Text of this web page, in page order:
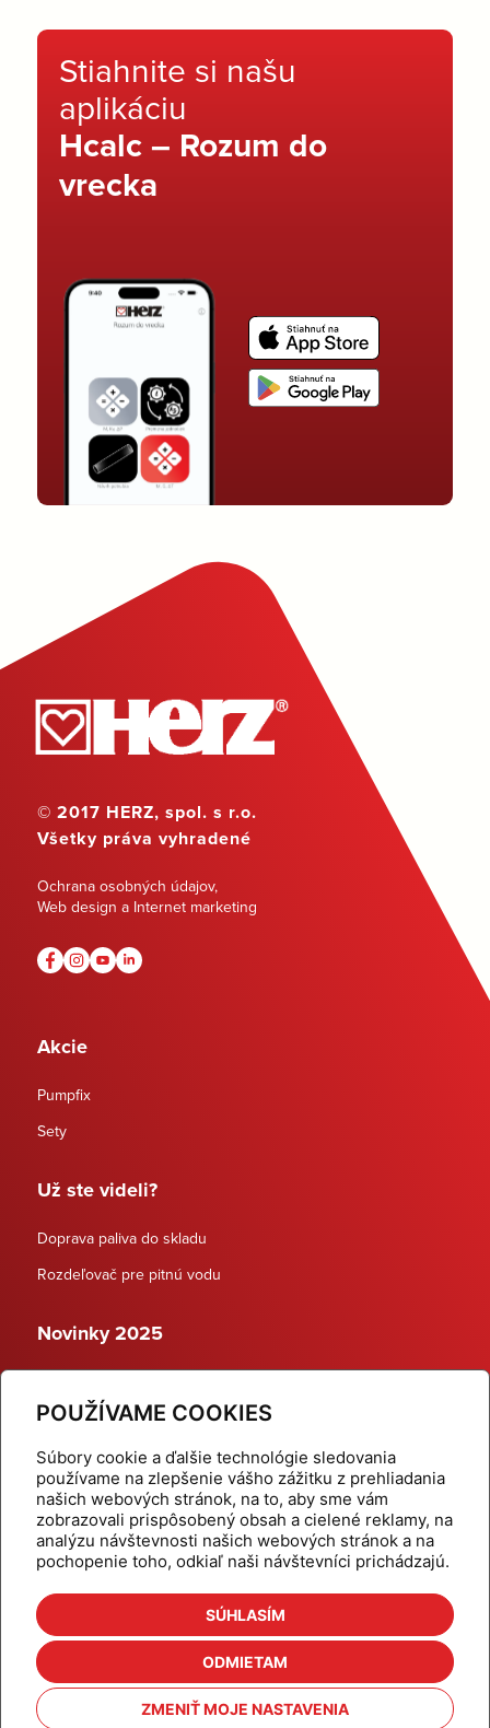
POUŽÍVAME COOKIES
Súbory cookie a ďalšie technológie sledovania
používame na zlepšenie vášho zážitku z prehliadania
našich webových stránok, na to, aby sme vám
zobrazovali prispôsobený obsah a cielené reklamy, na
analýzu návštevnosti našich webových stránok a na
pochopenie toho, odkiaľ naši návštevníci prichádzajú.
SÚHLASÍM
ODMIETAM
ZMENIŤ MOJE NASTAVENIA
Stiahnite si našu
aplikáciu
Hcalc – Rozum do
vrecka
© 2017 HERZ, spol. s r.o.
Všetky práva vyhradené
Ochrana osobných údajov,
Web design a Internet marketing
Akcie
Pumpfix
Sety
Už ste videli?
Doprava paliva do skladu
Rozdeľovač pre pitnú vodu
Novinky 2025
Dynamické termostatické ventily
Domov
Produkty
Aktuality
Odber šikovné tipy
Kalkulačky
Cenníky
Na stiahnutie
Referencie
Kontakt